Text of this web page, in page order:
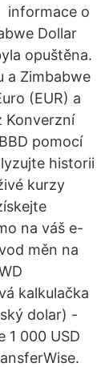
informace o
Dollar
opuštěna.
a Zimbabwe
(EUR) a
Konverzní
pomocí
historii
kurzy
na váš e-
měn na
kalkulačka
dolar) -
1 000 USD